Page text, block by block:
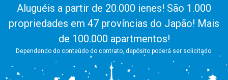
Aluguéis a partir de 20.000 ienes! São 1.000
propriedades em 47 províncias do Japão! Mais
de 100.000 apartmentos!
Dependendo do conteúdo do contrato, depósito poderá ser solicitado.